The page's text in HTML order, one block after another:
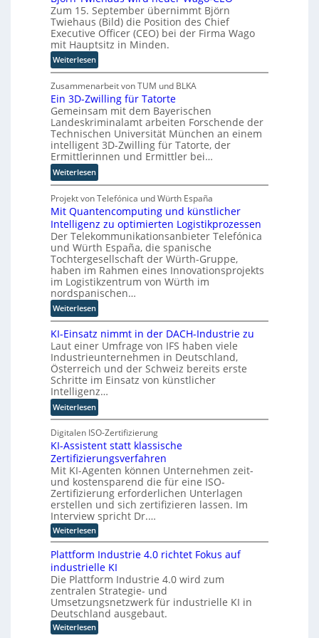
u
s
b
a
u
h
e
n
R
o
t
e
r
-
H
e
r
s
l
e
r
n
m
a
t
i
s
i
e
r
u
n
g
s
l
ö
u
n
g
e
n
Zum 15. September übernimmt Björn
Twiehaus (Bild) die Position des Chief
Executive Officer (CEO) bei der Firma Wago
mit Hauptsitz in Minden.
Weiterlesen:
B
j
ö
r
n
T
w
i
e
h
a
u
s
w
i
r
d
n
e
u
r
W
a
g
o
-
C
E
O
Zusammenarbeit von TUM und BLKA
Ein 3D-Zwilling für Tatorte
Gemeinsam mit dem Bayerischen
Landeskriminalamt arbeiten Forschende der
Technischen Universität München an einem
intelligent 3D-Zwilling für Tatorte, der
Ermittlerinnen und Ermittler bei…
Weiterlesen:
E
i
n
3
D
-
Z
w
i
l
l
i
n
g
f
ü
r
T
a
t
e
Projekt von Telefónica und Würth España
Mit Quantencomputing und künstlicher
Intelligenz zu optimierten Logistikprozessen
Der Telekommunikationsanbieter Telefónica
und Würth España, die spanische
Tochtergesellschaft der Würth-Gruppe,
haben im Rahmen eines Innovationsprojekts
im Logistikzentrum von Würth im
nordspanischen…
Weiterlesen:
M
i
t
Q
u
a
n
t
e
n
c
o
m
p
u
t
i
n
g
u
n
d
k
ü
n
KI-Einsatz nimmt in der DACH-Industrie zu
Laut einer Umfrage von IFS haben viele
Industrieunternehmen in Deutschland,
Österreich und der Schweiz bereits erste
Schritte im Einsatz von künstlicher
Intelligenz…
Weiterlesen:
K
I
-
E
i
n
s
a
t
z
m
m
t
i
n
Digitalen ISO-Zertifizierung
KI-Assistent statt klassische
Zertifizierungsverfahren
Mit KI-Agenten können Unternehmen zeit-
und kostensparend die für eine ISO-
Zertifizierung erforderlichen Unterlagen
erstellen und sich zertifizieren lassen. Im
Interview spricht Dr.…
Weiterlesen:
K
-
A
s
i
s
t
e
Plattform Industrie 4.0 richtet Fokus auf
industrielle KI
Die Plattform Industrie 4.0 wird zum
zentralen Strategie- und
Umsetzungsnetzwerk für industrielle KI in
Deutschland ausgebaut.
Weiterlesen: